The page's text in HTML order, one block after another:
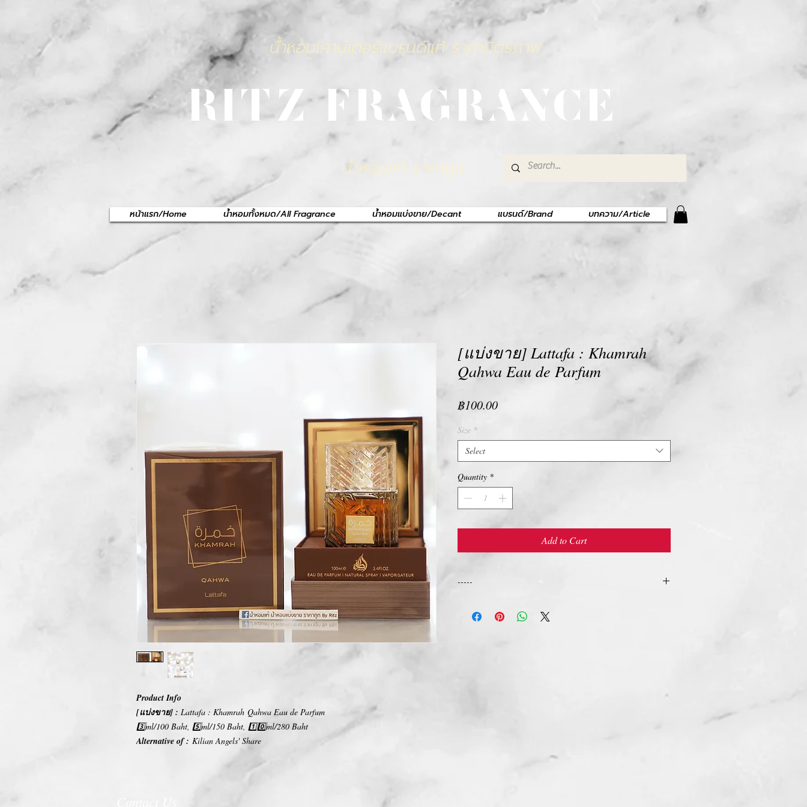
น้ำหอมเคาน์เตอร์แบรนด์แท้ ราคามิตรภาพ
RITZ FRAGRANCE
น้ำหอมแท้ ราคาถูก
หน้าแรก/Home น้ำหอมทั้งหมด/All Fragrance น้ำหอมแบ่งขาย/Decant แบรนด์/Brand บทความ/Article
Product Info
[แบ่งขาย] : Lattafa : Khamrah Qahwa Eau de Parfum
3️⃣ml/100 Baht, 5️⃣ml/150 Baht, 1️⃣0️⃣ml/280 Baht
Alternative of : Kilian Angels' Share
[แบ่งขาย] Lattafa : Khamrah
Qahwa Eau de Parfum
฿100.00Price
Size *
Select
Quantity *
Add to Cart
-----
ทางบริษัท ไม่มีนโยบายการรับ เปลี่ยน/คืน สินค้า ทุกรณี